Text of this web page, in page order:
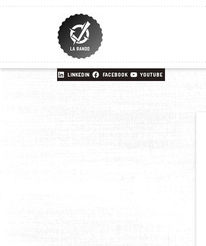
LINKEDIN FACEBOOK YOUTUBE